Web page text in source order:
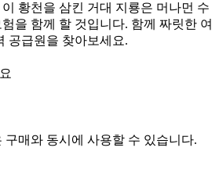
황천을 삼킨 거대 지룡은 머나먼 수
을 함께 할 것입니다. 함께 짜릿한 여
공급원을 찾아보세요.
구매와 동시에 사용할 수 있습니다.